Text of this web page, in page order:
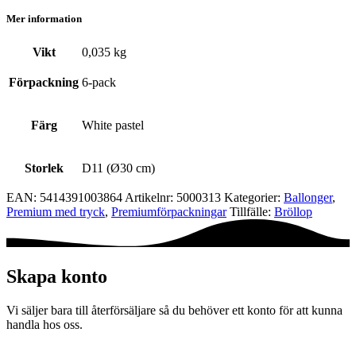
Mer information
Vikt 0,035 kg
Förpackning 6-pack
Färg White pastel
Storlek D11 (Ø30 cm)
EAN: 5414391003864 Artikelnr: 5000313 Kategorier: Ballonger,
Premium med tryck, Premium­förpackningar Tillfälle: Bröllop
Skapa konto
Vi säljer bara till återförsäljare så du behöver ett konto för att kunna
handla hos oss.